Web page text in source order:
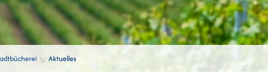
Aktuelles